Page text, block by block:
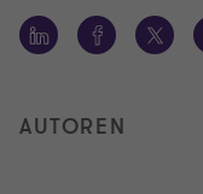
AUTOREN